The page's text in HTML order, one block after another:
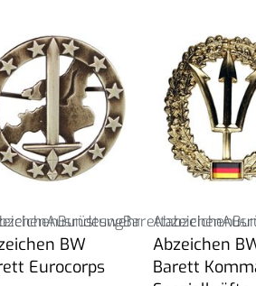
Bundeswehr
AusrüstungBarettabzeichen
BW
Eurocorps
Abzeichen
Abzeichen
Barett